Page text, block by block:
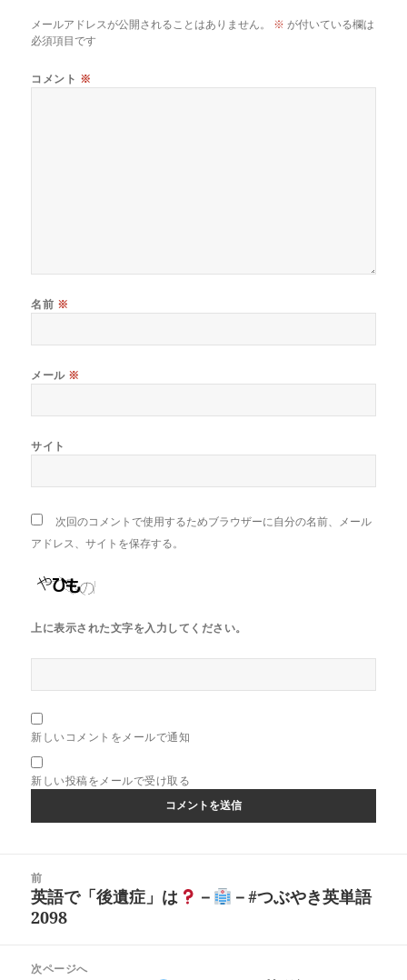
メールアドレスが公開されることはありません。 ※ が付いている欄は
必須項目です
コメント ※
名前 ※
メール ※
サイト
次回のコメントで使用するためブラウザーに自分の名前、メール
アドレス、サイトを保存する。
上に表示された文字を入力してください。
新しいコメントをメールで通知
新しい投稿をメールで受け取る
前
前
の
稿:
英語で「後遺症」は －
－#つぶやき英単語
2098
次ページへ